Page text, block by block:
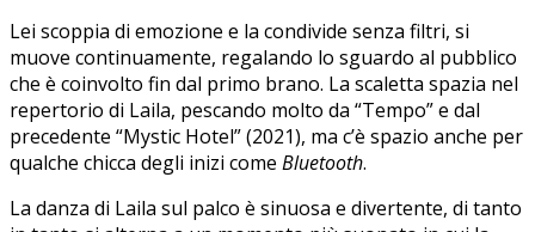
Lei scoppia di emozione e la condivide senza filtri, si
muove continuamente, regalando lo sguardo al pubblico
che è coinvolto fin dal primo brano. La scaletta spazia nel
repertorio di Laila, pescando molto da “Tempo” e dal
precedente “Mystic Hotel” (2021), ma c’è spazio anche per
qualche chicca degli inizi come Bluetooth.
La danza di Laila sul palco è sinuosa e divertente, di tanto